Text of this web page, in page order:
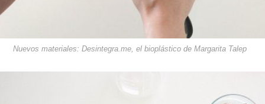
Nuevos materiales: Desintegra.me, el bioplástico de Margarita Talep